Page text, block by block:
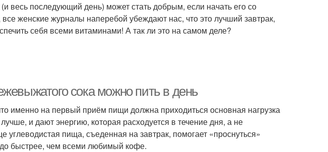
весь последующий день) может стать добрым, если начать его со
женские журналы наперебой убеждают нас, что это лучший завтрак,
себя всеми витаминами! А так ли это на самом деле?
сока можно пить в день
именно на первый приём пищи должна приходиться основная нагрузка
и дают энергию, которая расходуется в течение дня, а не
углеводистая пища, съеденная на завтрак, помогает «проснуться»
быстрее, чем всеми любимый кофе.